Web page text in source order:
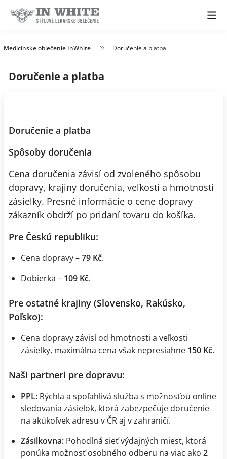
Medicínske oblečenie InWhite Doručenie a platba
Doručenie a platba
Doručenie a platba
Spôsoby doručenia
Cena doručenia závisí od zvoleného spôsobu
dopravy, krajiny doručenia, veľkosti a hmotnosti
zásielky. Presné informácie o cene dopravy
zákazník obdrží po pridaní tovaru do košíka.
Pre Českú republiku:
Cena dopravy –79 Kč.
Dobierka – 109 Kč.
Pre ostatné krajiny (Slovensko, Rakúsko,
Poľsko):
Cena dopravy závisí od hmotnosti a veľkosti
zásielky, maximálna cena však nepresiahne 150 Kč.
Naši partneri pre dopravu:
PPL: Rýchla a spoľahlivá služba s možnosťou online
sledovania zásielok, ktorá zabezpečuje doručenie
na akúkoľvek adresu v ČR aj v zahraničí.
Zásilkovna: Pohodlná sieť výdajných miest, ktorá
ponúka možnosť osobného odberu na viac ako 2